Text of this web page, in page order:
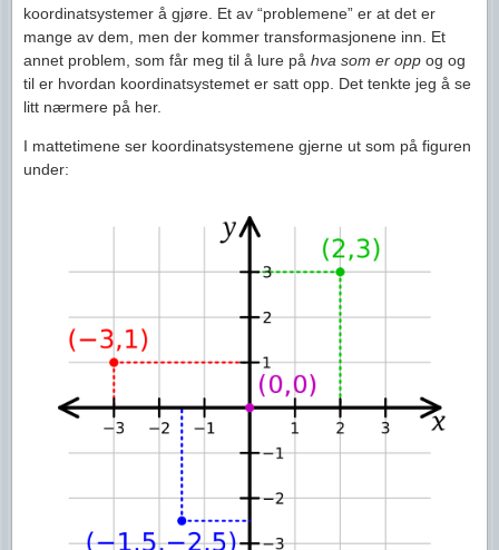
koordinatsystemer å gjøre. Et av “problemene” er at det er
mange av dem, men der kommer transformasjonene inn. Et
annet problem, som får meg til å lure på hva som er opp og og
til er hvordan koordinatsystemet er satt opp. Det tenkte jeg å se
litt nærmere på her.
I mattetimene ser koordinatsystemene gjerne ut som på figuren
under: